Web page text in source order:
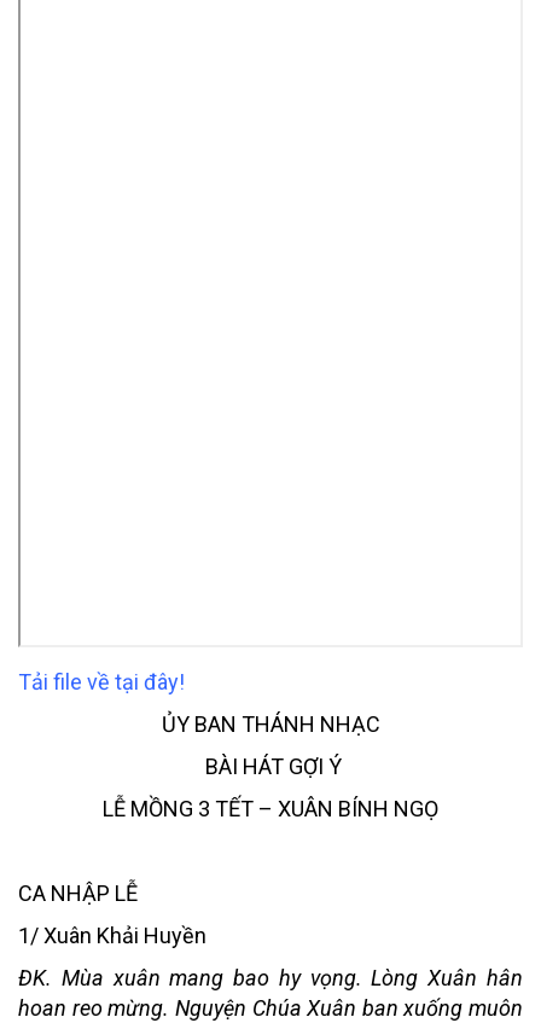
Tải file về tại đây!
ỦY BAN THÁNH NHẠC
BÀI HÁT GỢI Ý
LỄ MỒNG 3 TẾT – XUÂN BÍNH NGỌ
CA NHẬP LỄ
1/ Xuân Khải Huyền
ĐK. Mùa xuân mang bao hy vọng. Lòng Xuân hân
hoan reo mừng. Nguyện Chúa Xuân ban xuống muôn